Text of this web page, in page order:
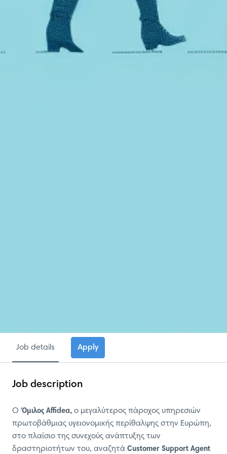
Job details Apply
Job description
Ο Όμιλος Affidea, ο μεγαλύτερος πάροχος υπηρεσιών
πρωτοβάθμιας υγειονομικής περίθαλψης στην Ευρώπη,
στο πλαίσιο της συνεχούς ανάπτυξης των
δραστηριοτήτων του, αναζητά Customer Support Agent